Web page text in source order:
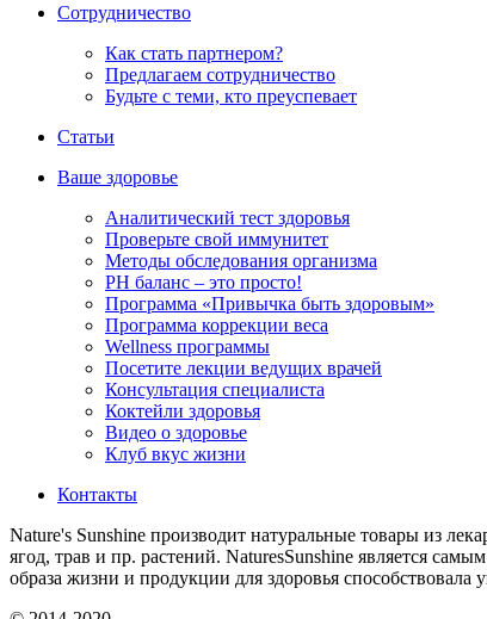
Сотрудничество
Как стать партнером?
Предлагаем сотрудничество
Будьте с теми, кто преуспевает
Статьи
Ваше здоровье
Аналитический тест здоровья
Проверьте свой иммунитет
Методы обследования организма
РH баланс – это просто!
Программа «Привычка быть здоровым»
Программа коррекции веса
Wellness программы
Посетите лекции ведущих врачей
Консультация специалиста
Коктейли здоровья
Видео о здоровье
Клуб вкус жизни
Контакты
Nature's Sunshine производит натуральные товары из
ягод, трав и пр. растений. NaturesSunshine является
образа жизни и продукции для здоровья